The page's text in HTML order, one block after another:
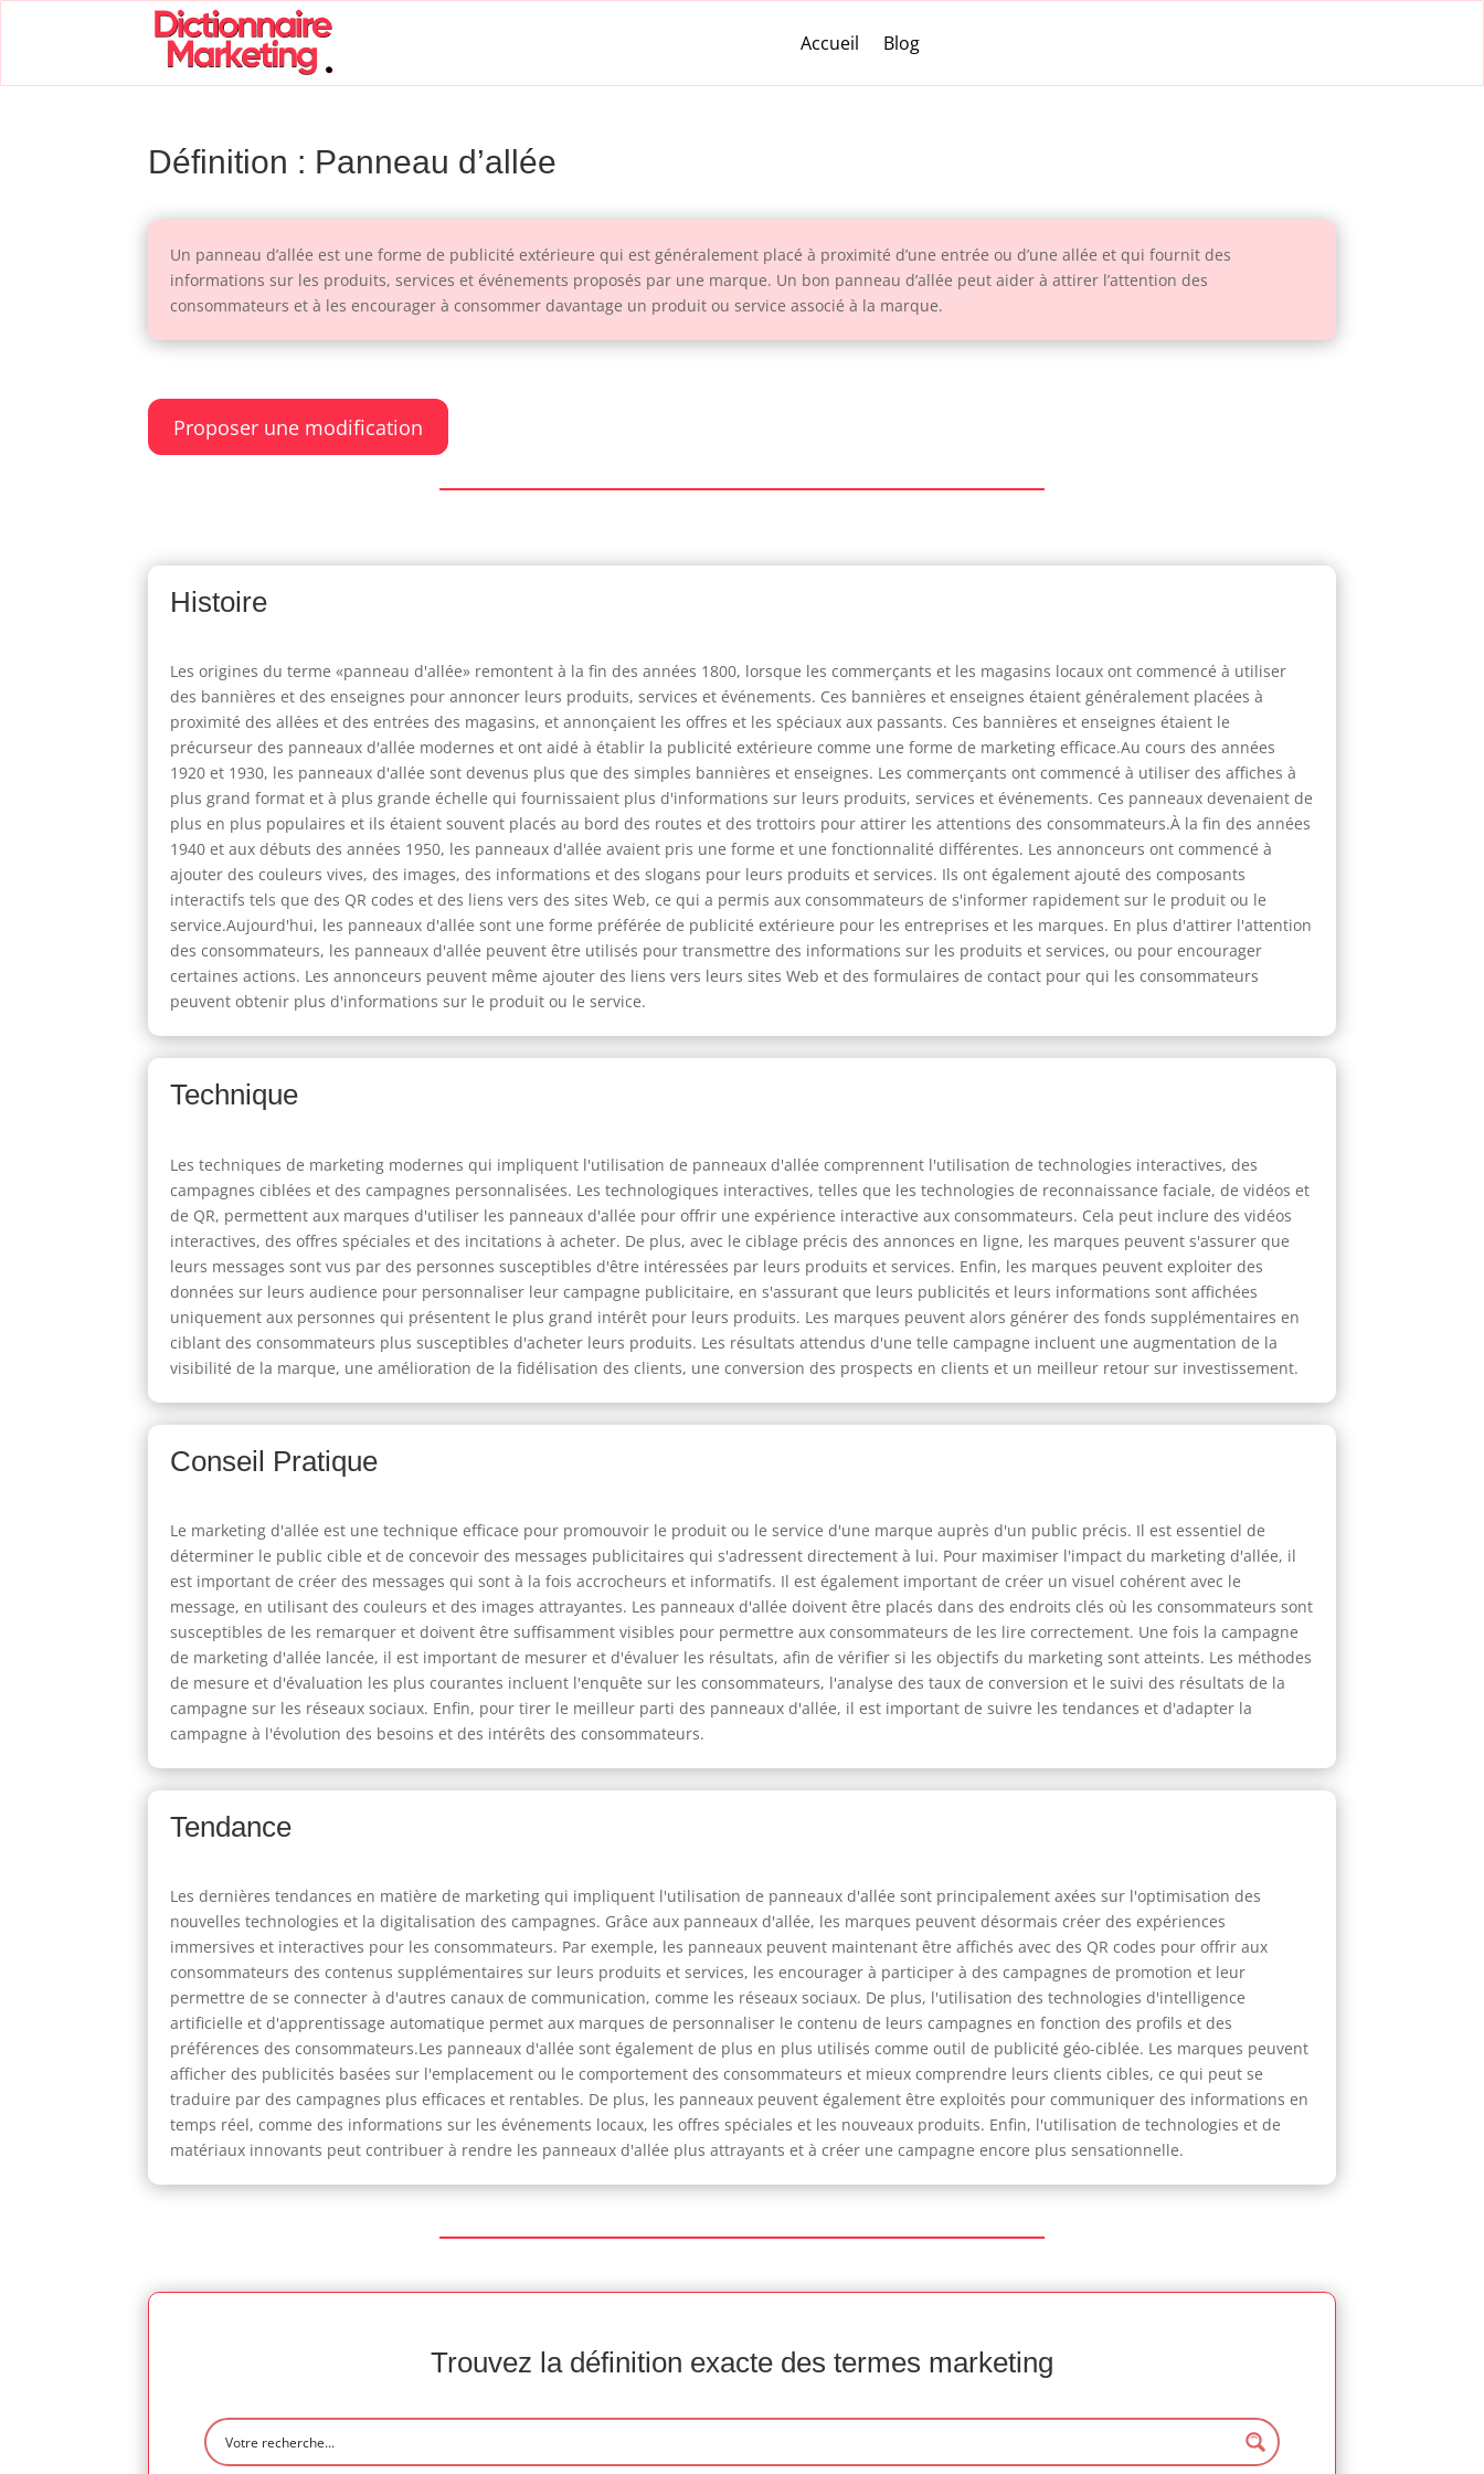
Accueil Blog
Définition : Panneau d’allée
Un panneau d’allée est une forme de publicité extérieure qui est généralement placé à proximité d’une entrée ou d’une allée et qui fournit des
informations sur les produits, services et événements proposés par une marque. Un bon panneau d’allée peut aider à attirer l’attention des
consommateurs et à les encourager à consommer davantage un produit ou service associé à la marque.
Proposer une modification
Histoire
Les origines du terme «panneau d'allée» remontent à la fin des années 1800, lorsque les commerçants et les magasins locaux ont commencé à utiliser
des bannières et des enseignes pour annoncer leurs produits, services et événements. Ces bannières et enseignes étaient généralement placées à
proximité des allées et des entrées des magasins, et annonçaient les offres et les spéciaux aux passants. Ces bannières et enseignes étaient le
précurseur des panneaux d'allée modernes et ont aidé à établir la publicité extérieure comme une forme de marketing efficace.Au cours des années
1920 et 1930, les panneaux d'allée sont devenus plus que des simples bannières et enseignes. Les commerçants ont commencé à utiliser des affiches à
plus grand format et à plus grande échelle qui fournissaient plus d'informations sur leurs produits, services et événements. Ces panneaux devenaient de
plus en plus populaires et ils étaient souvent placés au bord des routes et des trottoirs pour attirer les attentions des consommateurs.À la fin des années
1940 et aux débuts des années 1950, les panneaux d'allée avaient pris une forme et une fonctionnalité différentes. Les annonceurs ont commencé à
ajouter des couleurs vives, des images, des informations et des slogans pour leurs produits et services. Ils ont également ajouté des composants
interactifs tels que des QR codes et des liens vers des sites Web, ce qui a permis aux consommateurs de s'informer rapidement sur le produit ou le
service.Aujourd'hui, les panneaux d'allée sont une forme préférée de publicité extérieure pour les entreprises et les marques. En plus d'attirer l'attention
des consommateurs, les panneaux d'allée peuvent être utilisés pour transmettre des informations sur les produits et services, ou pour encourager
certaines actions. Les annonceurs peuvent même ajouter des liens vers leurs sites Web et des formulaires de contact pour qui les consommateurs
peuvent obtenir plus d'informations sur le produit ou le service.
Technique
Les techniques de marketing modernes qui impliquent l'utilisation de panneaux d'allée comprennent l'utilisation de technologies interactives, des
campagnes ciblées et des campagnes personnalisées. Les technologiques interactives, telles que les technologies de reconnaissance faciale, de vidéos et
de QR, permettent aux marques d'utiliser les panneaux d'allée pour offrir une expérience interactive aux consommateurs. Cela peut inclure des vidéos
interactives, des offres spéciales et des incitations à acheter. De plus, avec le ciblage précis des annonces en ligne, les marques peuvent s'assurer que
leurs messages sont vus par des personnes susceptibles d'être intéressées par leurs produits et services. Enfin, les marques peuvent exploiter des
données sur leurs audience pour personnaliser leur campagne publicitaire, en s'assurant que leurs publicités et leurs informations sont affichées
uniquement aux personnes qui présentent le plus grand intérêt pour leurs produits. Les marques peuvent alors générer des fonds supplémentaires en
ciblant des consommateurs plus susceptibles d'acheter leurs produits. Les résultats attendus d'une telle campagne incluent une augmentation de la
visibilité de la marque, une amélioration de la fidélisation des clients, une conversion des prospects en clients et un meilleur retour sur investissement.
Conseil Pratique
Le marketing d'allée est une technique efficace pour promouvoir le produit ou le service d'une marque auprès d'un public précis. Il est essentiel de
déterminer le public cible et de concevoir des messages publicitaires qui s'adressent directement à lui. Pour maximiser l'impact du marketing d'allée, il
est important de créer des messages qui sont à la fois accrocheurs et informatifs. Il est également important de créer un visuel cohérent avec le
message, en utilisant des couleurs et des images attrayantes. Les panneaux d'allée doivent être placés dans des endroits clés où les consommateurs sont
susceptibles de les remarquer et doivent être suffisamment visibles pour permettre aux consommateurs de les lire correctement. Une fois la campagne
de marketing d'allée lancée, il est important de mesurer et d'évaluer les résultats, afin de vérifier si les objectifs du marketing sont atteints. Les méthodes
de mesure et d'évaluation les plus courantes incluent l'enquête sur les consommateurs, l'analyse des taux de conversion et le suivi des résultats de la
campagne sur les réseaux sociaux. Enfin, pour tirer le meilleur parti des panneaux d'allée, il est important de suivre les tendances et d'adapter la
campagne à l'évolution des besoins et des intérêts des consommateurs.
Tendance
Les dernières tendances en matière de marketing qui impliquent l'utilisation de panneaux d'allée sont principalement axées sur l'optimisation des
nouvelles technologies et la digitalisation des campagnes. Grâce aux panneaux d'allée, les marques peuvent désormais créer des expériences
immersives et interactives pour les consommateurs. Par exemple, les panneaux peuvent maintenant être affichés avec des QR codes pour offrir aux
consommateurs des contenus supplémentaires sur leurs produits et services, les encourager à participer à des campagnes de promotion et leur
permettre de se connecter à d'autres canaux de communication, comme les réseaux sociaux. De plus, l'utilisation des technologies d'intelligence
artificielle et d'apprentissage automatique permet aux marques de personnaliser le contenu de leurs campagnes en fonction des profils et des
préférences des consommateurs.Les panneaux d'allée sont également de plus en plus utilisés comme outil de publicité géo-ciblée. Les marques peuvent
afficher des publicités basées sur l'emplacement ou le comportement des consommateurs et mieux comprendre leurs clients cibles, ce qui peut se
traduire par des campagnes plus efficaces et rentables. De plus, les panneaux peuvent également être exploités pour communiquer des informations en
temps réel, comme des informations sur les événements locaux, les offres spéciales et les nouveaux produits. Enfin, l'utilisation de technologies et de
matériaux innovants peut contribuer à rendre les panneaux d'allée plus attrayants et à créer une campagne encore plus sensationnelle.
Trouvez la définition exacte des termes marketing